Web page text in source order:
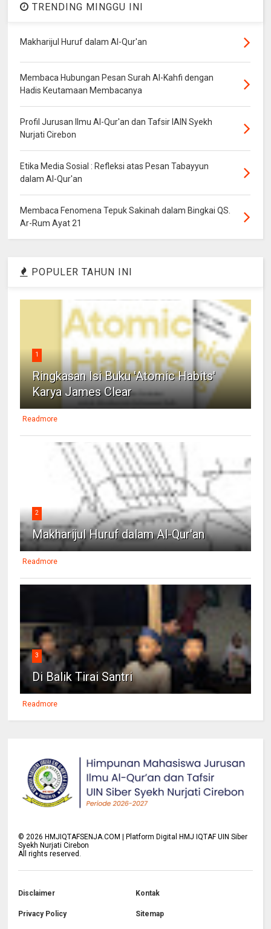
TRENDING MINGGU INI
Makharijul Huruf dalam Al-Qur'an
Membaca Hubungan Pesan Surah Al-Kahfi dengan
Hadis Keutamaan Membacanya
Profil Jurusan Ilmu Al-Qur'an dan Tafsir IAIN Syekh
Nurjati Cirebon
Etika Media Sosial : Refleksi atas Pesan Tabayyun
dalam Al-Qur'an
Membaca Fenomena Tepuk Sakinah dalam Bingkai QS.
Ar-Rum Ayat 21
POPULER TAHUN INI
1
Ringkasan Isi Buku 'Atomic Habits'
Karya James Clear
Readmore
2
Makharijul Huruf dalam Al-Qur'an
Readmore
3
Di Balik Tirai Santri
Readmore
©2026 HMJIQTAFSENJA.COM | Platform Digital HMJ IQTAF UIN Siber
Syekh Nurjati Cirebon
All rights reserved.
Disclaimer Kontak
Privacy Policy Sitemap